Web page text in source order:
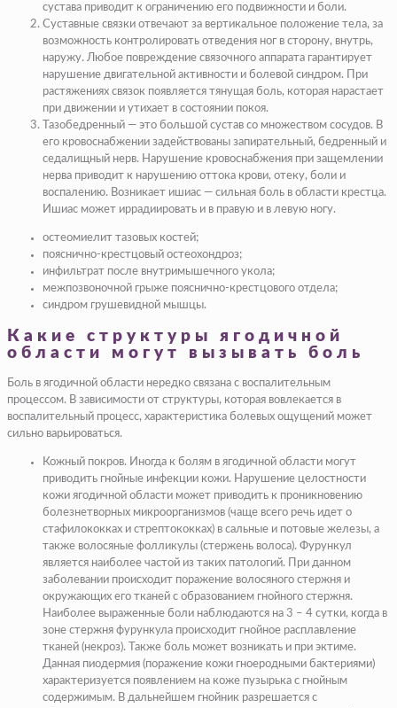
сустава приводит к ограничению его подвижности и боли.
Суставные связки отвечают за вертикальное положение тела, за
возможность контролировать отведения ног в сторону, внутрь,
наружу. Любое повреждение связочного аппарата гарантирует
нарушение двигательной активности и болевой синдром. При
растяжениях связок появляется тянущая боль, которая нарастает
при движении и утихает в состоянии покоя.
Тазобедренный — это большой сустав со множеством сосудов. В
его кровоснабжении задействованы запирательный, бедренный и
седалищный нерв. Нарушение кровоснабжения при защемлении
нерва приводит к нарушению оттока крови, отеку, боли и
воспалению. Возникает ишиас — сильная боль в области крестца.
Ишиас может иррадиировать и в правую и в левую ногу.
остеомиелит тазовых костей;
пояснично-крестцовый остеохондроз;
инфильтрат после внутримышечного укола;
межпозвоночной грыже пояснично-крестцового отдела;
синдром грушевидной мышцы.
Какие структуры ягодичной
области могут вызывать боль
Боль в ягодичной области нередко связана с воспалительным
процессом. В зависимости от структуры, которая вовлекается в
воспалительный процесс, характеристика болевых ощущений может
сильно варьироваться.
Кожный покров. Иногда к болям в ягодичной области могут
приводить гнойные инфекции кожи. Нарушение целостности
кожи ягодичной области может приводить к проникновению
болезнетворных микроорганизмов (чаще всего речь идет о
стафилококках и стрептококках) в сальные и потовые железы, а
также волосяные фолликулы (стержень волоса). Фурункул
является наиболее частой из таких патологий. При данном
заболевании происходит поражение волосяного стержня и
окружающих его тканей с образованием гнойного стержня.
Наиболее выраженные боли наблюдаются на 3 – 4 сутки, когда в
зоне стержня фурункула происходит гнойное расплавление
тканей (некроз). Также боль может возникать и при эктиме.
Данная пиодермия (поражение кожи гноеродными бактериями)
характеризуется появлением на коже пузырька с гнойным
содержимым. В дальнейшем гнойник разрешается с